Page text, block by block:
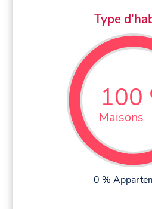
Type
100
Maisons
0 %